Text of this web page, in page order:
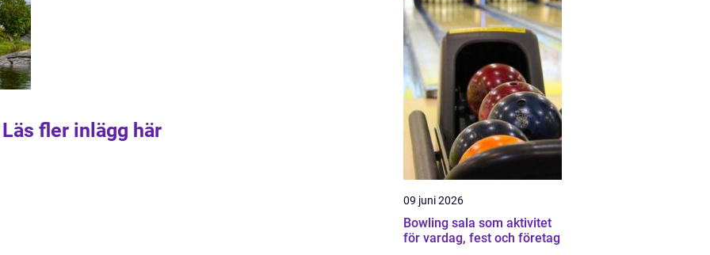
Läs fler inlägg här
09 juni 2026
Bowling sala som aktivitet
för vardag, fest och företag